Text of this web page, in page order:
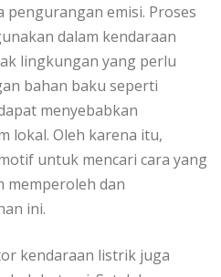
emisi. Proses
dalam kendaraan
lingkungan yang perlu
bahan baku seperti
menyebabkan
lokal. Oleh karena itu,
untuk mencari cara yang
memperoleh dan
ini.
kendaraan listrik juga